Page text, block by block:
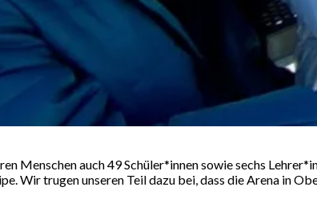
Menschen auch 49 Schüler*innen sowie sechs
Wir trugen unseren Teil dazu bei, dass die Arena in